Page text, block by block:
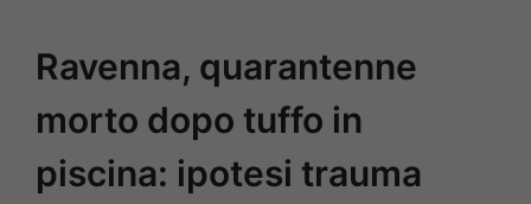
Ravenna, quarantenne
morto dopo tuffo in
piscina: ipotesi trauma